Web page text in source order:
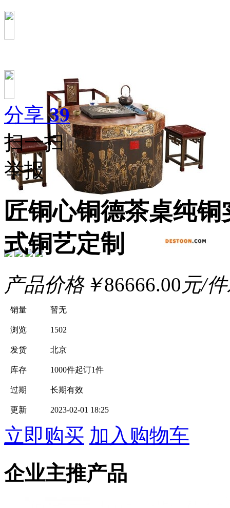
分享39
扫一扫
举报
匠铜心铜德茶桌纯
式铜艺定制
产品价格￥86666.00 元/件
销量 暂无
浏览 1502
发货 北京
库存 1000件起订1件
过期 长期有效
更新 2023-02-01 18:25
立即购买 加入购物车
企业主推产品